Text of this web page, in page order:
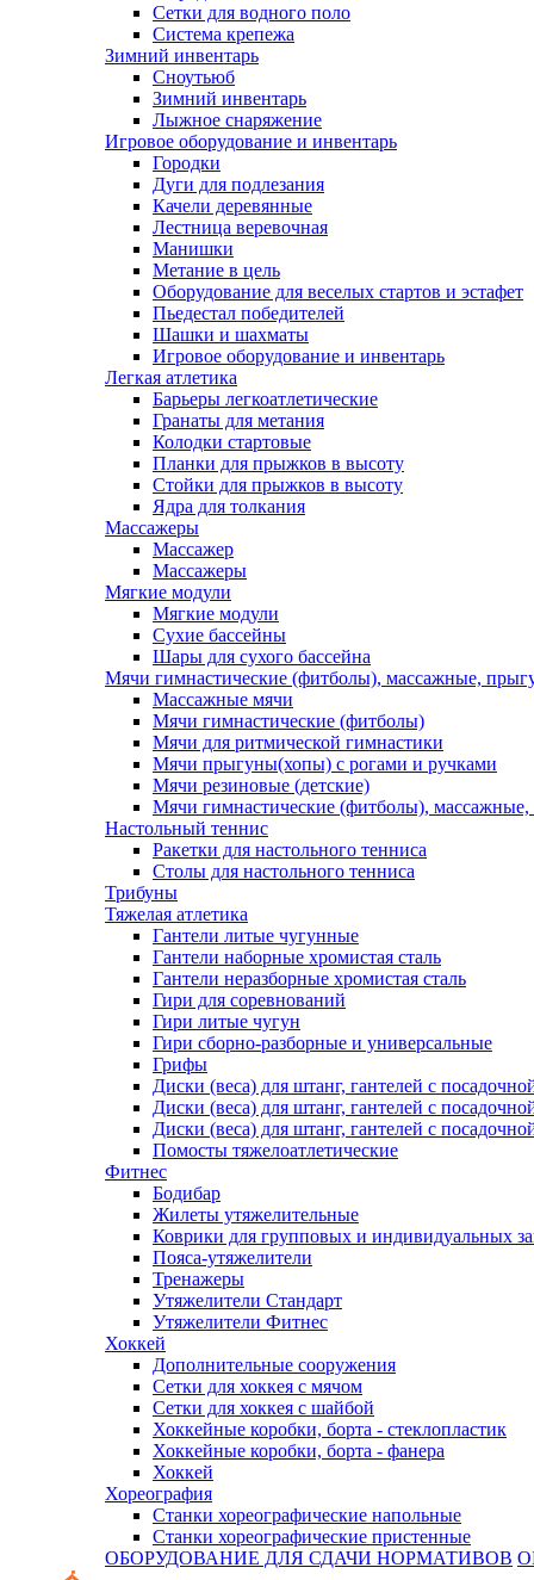
Сетки для водного поло
Система крепежа
Зимний инвентарь
Сноутьюб
Зимний инвентарь
Лыжное снаряжение
Игровое оборудование и инвентарь
Городки
Дуги для подлезания
Качели деревянные
Лестница веревочная
Манишки
Метание в цель
Оборудование для веселых стартов и эстафет
Пьедестал победителей
Шашки и шахматы
Игровое оборудование и инвентарь
Легкая атлетика
Барьеры легкоатлетические
Гранаты для метания
Колодки стартовые
Планки для прыжков в высоту
Стойки для прыжков в высоту
Ядра для толкания
Массажеры
Массажер
Массажеры
Мягкие модули
Мягкие модули
Сухие бассейны
Шары для сухого бассейна
Мячи гимнастические (фитболы), массажные,
Массажные мячи
Мячи гимнастические (фитболы)
Мячи для ритмической гимнастики
Мячи прыгуны(хопы) с рогами и ручками
Мячи резиновые (детские)
Мячи гимнастические (фитболы),
Настольный теннис
Ракетки для настольного тенниса
Столы для настольного тенниса
Трибуны
Тяжелая атлетика
Гантели литые чугунные
Гантели наборные хромистая сталь
Гантели неразборные хромистая сталь
Гири для соревнований
Гири литые чугун
Гири сборно-разборные и универсальные
Грифы
Диски (веса) для штанг, гантелей с
Диски (веса) для штанг, гантелей с
Диски (веса) для штанг, гантелей с
Помосты тяжелоатлетические
Фитнес
Бодибар
Жилеты утяжелительные
Коврики для групповых и индивидуальных
Пояса-утяжелители
Тренажеры
Утяжелители Стандарт
Утяжелители Фитнес
Хоккей
Дополнительные сооружения
Сетки для хоккея с мячом
Сетки для хоккея с шайбой
Хоккейные коробки, борта - стеклопластик
Хоккейные коробки, борта - фанера
Хоккей
Хореография
Станки хореографические напольные
Станки хореографические пристенные
ОБОРУДОВАНИЕ ДЛЯ СДАЧИ НОРМАТИВОВ